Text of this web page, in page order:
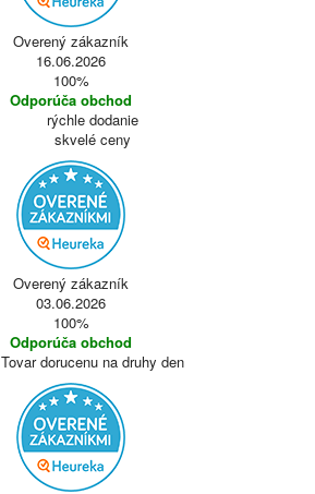
Overený zákazník
16.06.2026
100%
Odporúča obchod
rýchle dodanie
skvelé ceny
Overený zákazník
03.06.2026
100%
Odporúča obchod
Tovar dorucenu na druhy den